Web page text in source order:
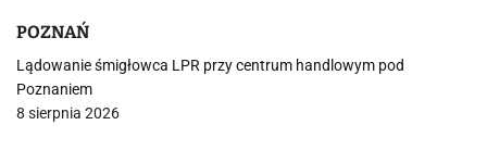
POZNAŃ
Lądowanie śmigłowca LPR przy centrum handlowym pod
Poznaniem
8 sierpnia 2026